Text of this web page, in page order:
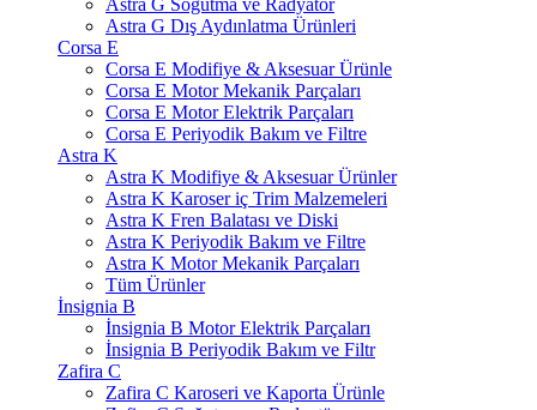
Astra G Soğutma ve Radyatör
Astra G Dış Aydınlatma Ürünleri
Corsa E
Corsa E Modifiye & Aksesuar Ürünle
Corsa E Motor Mekanik Parçaları
Corsa E Motor Elektrik Parçaları
Corsa E Periyodik Bakım ve Filtre
Astra K
Astra K Modifiye & Aksesuar Ürünler
Astra K Karoser iç Trim Malzemeleri
Astra K Fren Balatası ve Diski
Astra K Periyodik Bakım ve Filtre
Astra K Motor Mekanik Parçaları
Tüm Ürünler
İnsignia B
İnsignia B Motor Elektrik Parçaları
İnsignia B Periyodik Bakım ve Filtr
Zafira C
Zafira C Karoseri ve Kaporta Ürünle